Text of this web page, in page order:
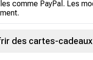
comme PayPal. Les
des cartes-